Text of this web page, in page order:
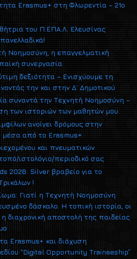
Erasmus+ στη Φλωρεντία – 21ο
του Π.ΕΠΑ.Λ. Ελευσίνας
Νοημοσύνη, η επαγγελματική
συνεργασία
δεξιότητα – Ενισχύουμε τη
την και στην Δ΄ Δημοτικού
συναντά την Τεχνητή Νοημοσύνη –
των ιστοριών των μαθητών μου
ανοίγει δρόμους στην
από το Erasmus+
και πνευματικών
ιστολόγιο/περιοδικό σας
2026: Silver βραβείο για το
!
Γιατί η Τεχνητή Νοημοσύνη
δάσκαλο. Η τοπική ιστορία, οι
διαχρονική αποστολή της παιδείας
Erasmus+ και διάχυση
“Digital Opportunity Traineeship”